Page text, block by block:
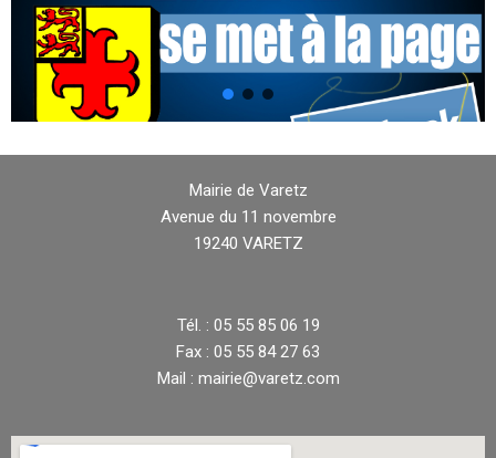
Mairie de Varetz
Avenue du 11 novembre
19240 VARETZ
Tél. : 05 55 85 06 19
Fax : 05 55 84 27 63
Mail : mairie@varetz.com